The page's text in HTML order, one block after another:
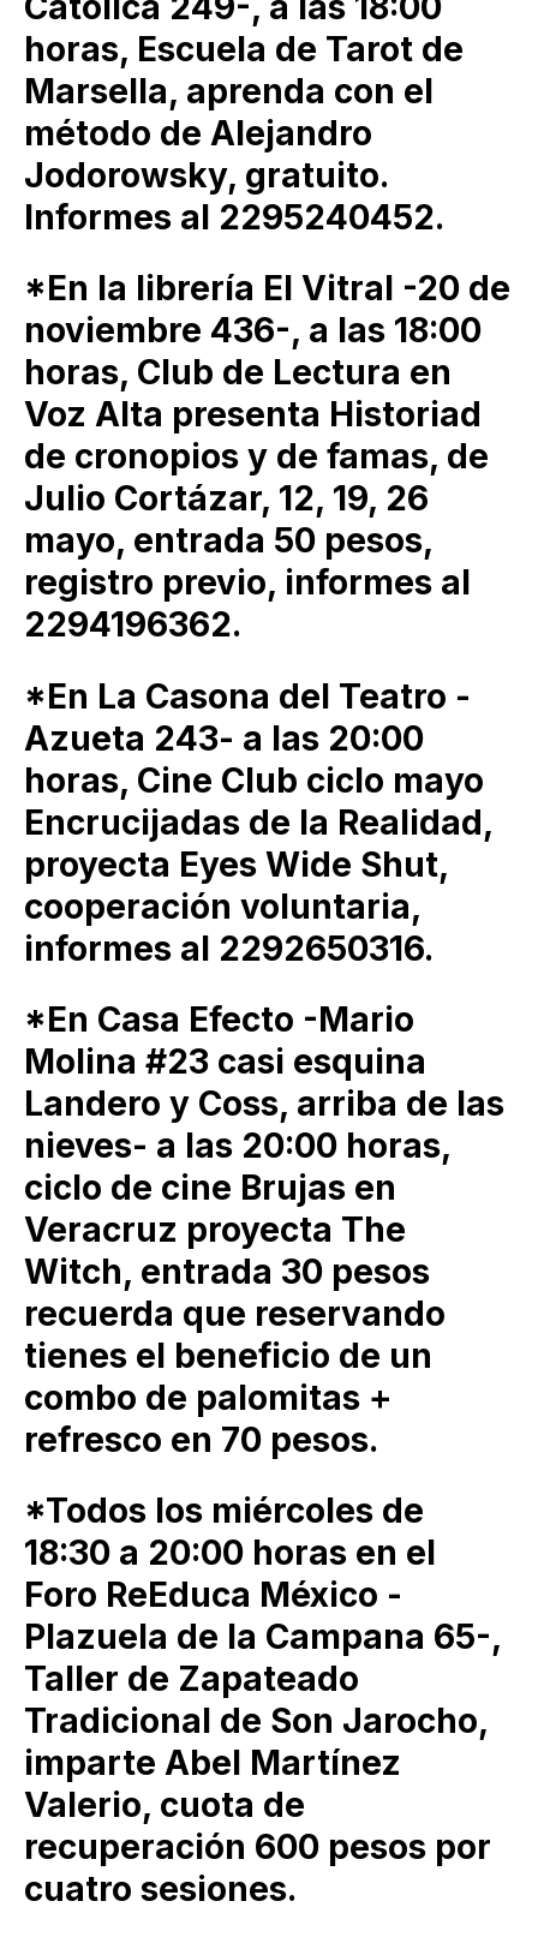
horas, Escuela de Tarot de
Marsella, aprenda con el
método de Alejandro
Jodorowsky, gratuito.
Informes al 2295240452.
*En la librería El Vitral -20 de
noviembre 436-, a las 18:00
horas, Club de Lectura en
Voz Alta presenta Historiad
de cronopios y de famas, de
Julio Cortázar, 12, 19, 26
mayo, entrada 50 pesos,
registro previo, informes al
2294196362.
*En La Casona del Teatro -
Azueta 243- a las 20:00
horas, Cine Club ciclo mayo
Encrucijadas de la Realidad,
proyecta Eyes Wide Shut,
cooperación voluntaria,
informes al 2292650316.
*En Casa Efecto -Mario
Molina #23 casi esquina
Landero y Coss, arriba de las
nieves- a las 20:00 horas,
ciclo de cine Brujas en
Veracruz proyecta The
Witch, entrada 30 pesos
recuerda que reservando
tienes el beneficio de un
combo de palomitas +
refresco en 70 pesos.
*Todos los miércoles de
18:30 a 20:00 horas en el
Foro ReEduca México -
Plazuela de la Campana 65-,
Taller de Zapateado
Tradicional de Son Jarocho,
imparte Abel Martínez
Valerio, cuota de
recuperación 600 pesos por
cuatro sesiones.